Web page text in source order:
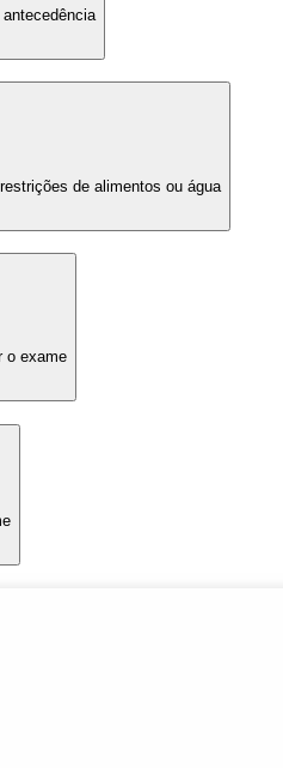
de alimentos ou água
o exame